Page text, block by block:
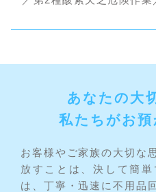
あなたの大
私たちがお預
お客様やご家族の大切な
放すことは、決して簡
は、丁寧・迅速に不用品